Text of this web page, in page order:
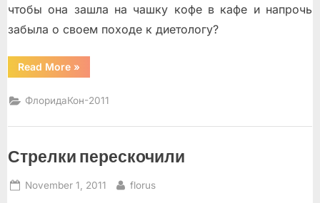
чтобы она зашла на чашку кофе в кафе и напрочь
забыла о своeм походе к диетологу?
Read More“Записка”
»
ФлоридаКон-2011
Стрелки перескочили
Posted
November 1, 2011 By
florus